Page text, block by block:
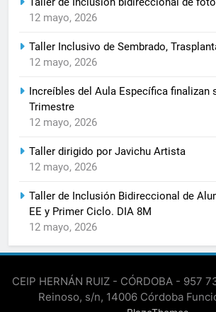
12 mayo, 2026
Taller Inclusivo de Sembrado,
12 mayo, 2026
Increíbles del Aula Específica finalizan
Trimestre
12 mayo, 2026
Taller dirigido por Javichu Artista
12 mayo, 2026
Taller de Inclusión Bidireccional de
EE y Primer Ciclo. DIA 8M
12 mayo, 2026
CEIP HERNÁN RUIZ - CÓRDOBA - 957
Reinoso, s/n, 14006 Córdoba